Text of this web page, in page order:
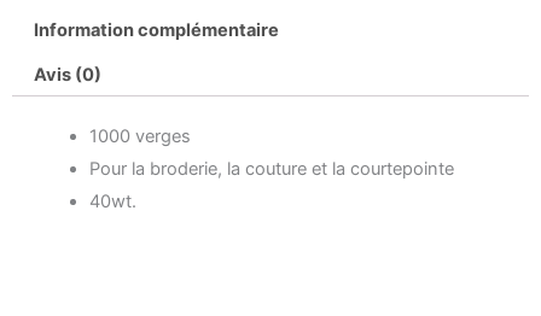
Information complémentaire
Avis (0)
1000 verges
Pour la broderie, la couture et la courtepointe
40wt.